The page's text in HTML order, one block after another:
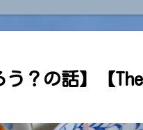
う？の話】【